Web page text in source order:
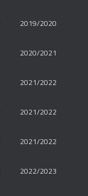
2019/2020
2020/2021
2021/2022
2021/2022
2021/2022
2022/2023